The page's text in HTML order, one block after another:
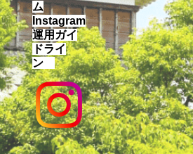
ム
Instagram
運用ガイ
ドライ
ン